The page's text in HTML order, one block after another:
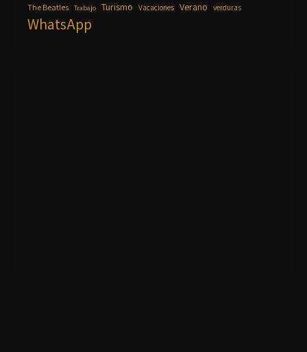
The Beatles Trabajo Turismo Vacaciones Verano verduras
WhatsApp